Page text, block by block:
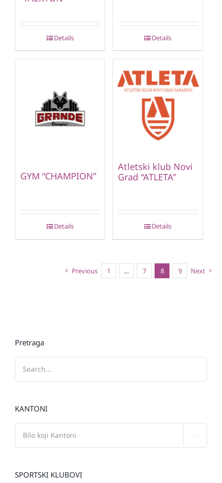
Details Details
GYM “CHAMPION”
Details
Atletski klub Novi
Grad “ATLETA”
Details
Previous 1 … 7 8 9 Next
Pretraga
KANTONI
SPORTSKI KLUBOVI